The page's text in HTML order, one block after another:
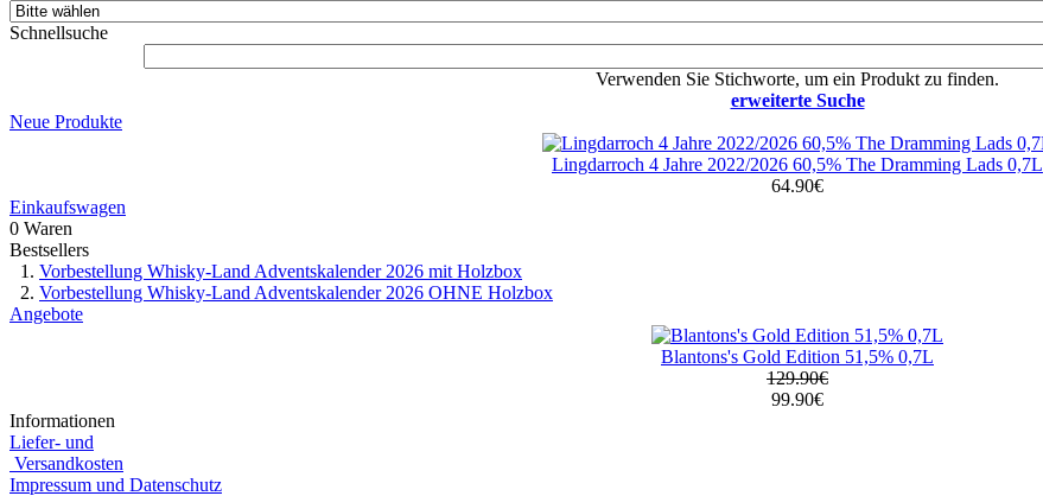
Schnellsuche
Verwenden Sie Stichworte, um ein Produkt zu finden.
erweiterte Suche
Neue Produkte
Lingdarroch 4 Jahre 2022/2026 60,5% The Dramming Lads 0,7L
64.90€
Einkaufswagen
0 Waren
Bestsellers
Vorbestellung Whisky-Land Adventskalender 2026 mit Holzbox
Vorbestellung Whisky-Land Adventskalender 2026 OHNE Holzbox
Angebote
Blantons's Gold Edition 51,5% 0,7L
129.90€
99.90€
Informationen
Liefer- und
Versandkosten
Impressum und Datenschutz